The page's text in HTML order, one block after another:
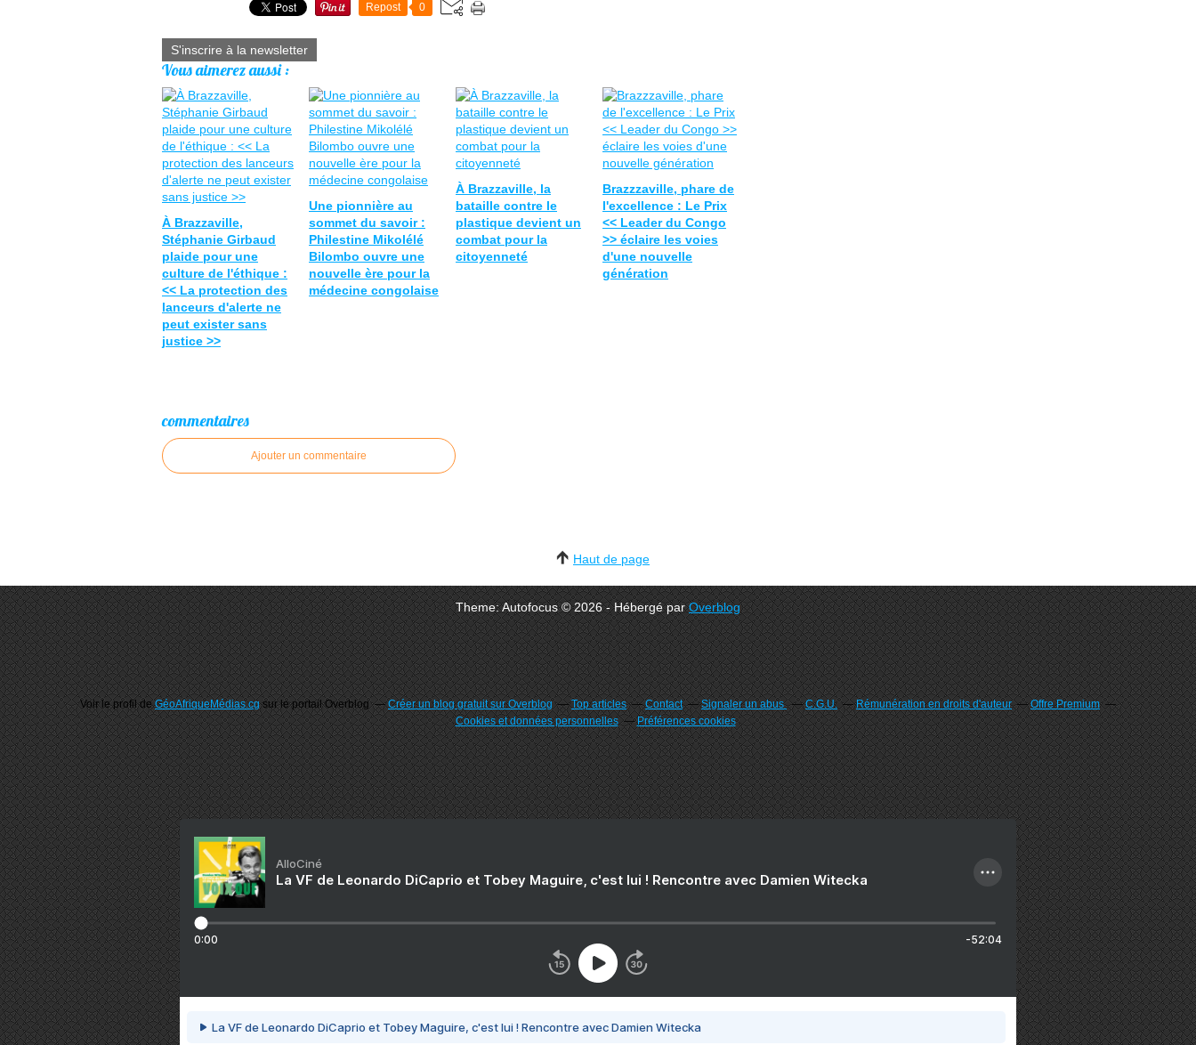
Repost 0
S'inscrire à la newsletter
Vous aimerez aussi :
À Brazzaville,
Stéphanie Girbaud
plaide pour une
culture de l'éthique :
<< La protection des
lanceurs d'alerte ne
peut exister sans
justice >>
Une pionnière au
sommet du savoir :
Philestine Mikolélé
Bilombo ouvre une
nouvelle ère pour la
médecine congolaise
À Brazzaville, la
bataille contre le
plastique devient un
combat pour la
citoyenneté
Brazzzaville, phare de
l'excellence : Le Prix
<< Leader du Congo
>> éclaire les voies
d'une nouvelle
génération
commentaires
Ajouter un commentaire
Haut de page
Theme: Autofocus © 2026 - Hébergé parOverblog
Voir le profil deGéoAfriqueMédias.cgsur le portail Overblog Créer un blog gratuit sur Overblog Top articles Contact Signaler un abus C.G.U. Rémunération en droits d'auteur
Offre Premium
Cookies et données personnelles
Préférences cookies
AlloCiné
La VF de Leonardo DiCaprio et Tobey Maguire, c'est lui ! Rencontre avec Damien Witecka
0:00 -52:04
La VF de Leonardo DiCaprio et Tobey Maguire, c'est lui ! Rencontre avec Damien Witecka